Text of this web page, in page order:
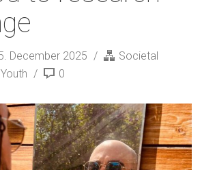
December 2025
Societal
Youth 0